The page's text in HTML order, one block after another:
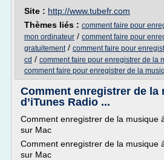
Site : http://www.tubefr.com
Thèmes liés : comment faire pour
mon ordinateur / comment faire pour
gratuitement/ comment faire pour
cd / comment faire pour enregistrer de la
comment faire pour enregistrer de la
Comment enregistrer de la
d’iTunes Radio ...
Comment enregistrer de la musique
sur Mac
Comment enregistrer de la musique
sur Mac